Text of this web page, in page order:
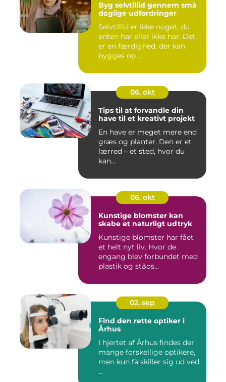
Byg selvtillid gennem små
daglige udfordringer
Selvtillid er ikke noget, du
enten har eller ikke har. Det
er en færdighed, der kan
bygges op ...
06. okt
Tips til at forvandle din
have til et kreativt projekt
En have er meget mere end
græs og planter. Den er et
lærred – et sted, hvor du
kan...
06. okt
Kunstige blomster kan
skabe et naturligt udtryk
Kunstige blomster har fået
et helt nyt liv. Hvor de
engang blev forbundet med
plastik og st&os...
02. sep
Find den rette optiker i
Århus
I hjertet af Århus findes der
mange forskellige optikere,
men kun få skiller sig ud ved
...